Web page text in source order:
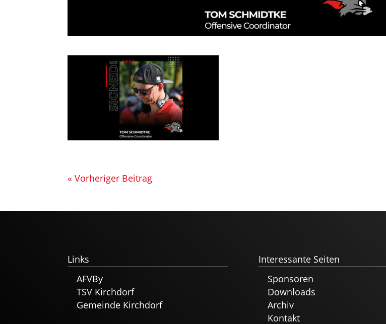
« Vorheriger Beitrag
Links
AFVBy
TSV Kirchdorf
Gemeinde Kirchdorf
Interessante Seiten
Sponsoren
Downloads
Archiv
Kontakt